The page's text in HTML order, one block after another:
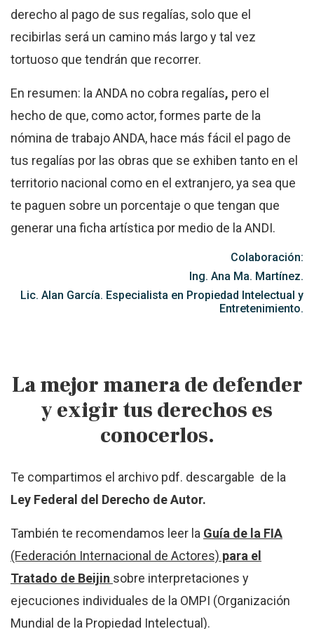
derecho al pago de sus regalías, solo que el
recibirlas será un camino más largo y tal vez
tortuoso que tendrán que recorrer.
En resumen: la ANDA no cobra regalías, pero el
hecho de que, como actor, formes parte de la
nómina de trabajo ANDA, hace más fácil el pago de
tus regalías por las obras que se exhiben tanto en el
territorio nacional como en el extranjero, ya sea que
te paguen sobre un porcentaje o que tengan que
generar una ficha artística por medio de la ANDI.
Colaboración:
Ing. Ana Ma. Martínez.
Lic. Alan García. Especialista en Propiedad Intelectual y
Entretenimiento.
La mejor manera de defender
y exigir tus derechos es
conocerlos.
Te compartimos el archivo pdf. descargable de la
Ley Federal del Derecho de Autor.
También te recomendamos leer la Guía de la FIA
(Federación Internacional de Actores) para el
Tratado de Beijin sobre interpretaciones y
ejecuciones individuales de la OMPI (Organización
Mundial de la Propiedad Intelectual).